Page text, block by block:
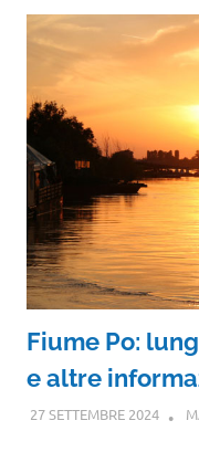
Fiume Po:
e altre
27 SETTEMBRE 2024